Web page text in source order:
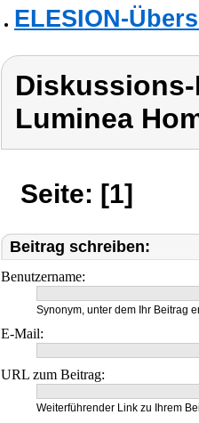
ELESION-
Luminea
Seite: [1]
Beitrag schreiben:
Benutzername:
Synonym, unter dem Ihr Beitrag
E-Mail:
URL zum Beitrag:
Weiterführender Link zu Ihrem